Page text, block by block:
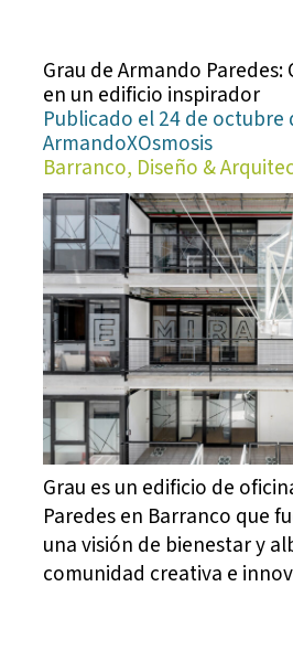
Grau de Armando
en un edificio inspirador
Publicado el 24 de octubre
ArmandoXOsmosis
Barranco, Diseño &
Grau es un edificio de
Paredes en Barranco que
una visión de bienestar y
comunidad creativa e